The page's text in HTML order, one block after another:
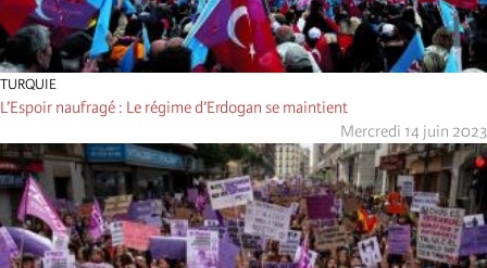
TURQUIE
L’Espoir naufragé : Le régime d’Erdogan se maintient
Mercredi 14 juin 2023